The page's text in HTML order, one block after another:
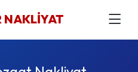
NAKLİYAT